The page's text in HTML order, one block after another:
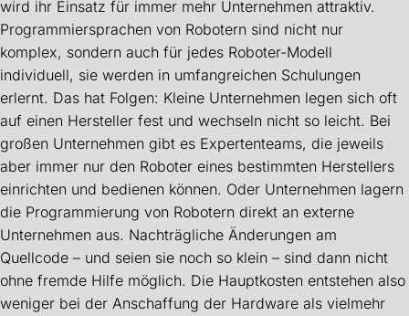
wird ihr Einsatz für immer mehr Unternehmen attraktiv.
Programmiersprachen von Robotern sind nicht nur
komplex, sondern auch für jedes Roboter-Modell
individuell, sie werden in umfangreichen Schulungen
erlernt. Das hat Folgen: Kleine Unternehmen legen sich oft
auf einen Hersteller fest und wechseln nicht so leicht. Bei
großen Unternehmen gibt es Expertenteams, die jeweils
aber immer nur den Roboter eines bestimmten Herstellers
einrichten und bedienen können. Oder Unternehmen lagern
die Programmierung von Robotern direkt an externe
Unternehmen aus. Nachträgliche Änderungen am
Quellcode – und seien sie noch so klein – sind dann nicht
ohne fremde Hilfe möglich. Die Hauptkosten entstehen also
weniger bei der Anschaffung der Hardware als vielmehr